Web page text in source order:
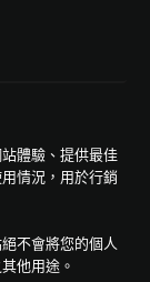
體驗、提供最佳
情況，用於行銷
不會將您的個人
他用途。